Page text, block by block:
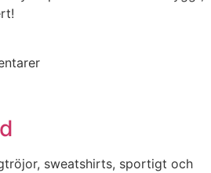
sweatshirts, sportigt och